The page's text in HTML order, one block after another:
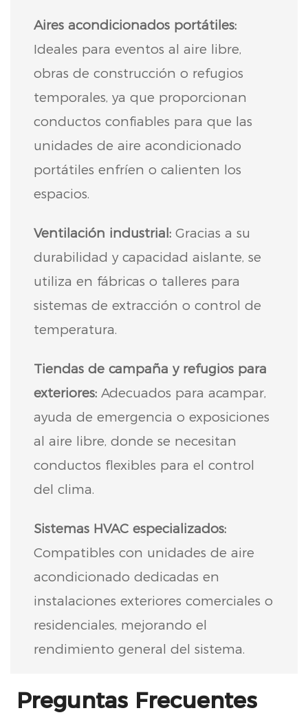
Aires acondicionados portátiles:
Ideales para eventos al aire libre,
obras de construcción o refugios
temporales, ya que proporcionan
conductos confiables para que las
unidades de aire acondicionado
portátiles enfríen o calienten los
espacios.
Ventilación industrial: Gracias a su
durabilidad y capacidad aislante, se
utiliza en fábricas o talleres para
sistemas de extracción o control de
temperatura.
Tiendas de campaña y refugios para
exteriores: Adecuados para acampar,
ayuda de emergencia o exposiciones
al aire libre, donde se necesitan
conductos flexibles para el control
del clima.
Sistemas HVAC especializados:
Compatibles con unidades de aire
acondicionado dedicadas en
instalaciones exteriores comerciales o
residenciales, mejorando el
rendimiento general del sistema.
Preguntas Frecuentes